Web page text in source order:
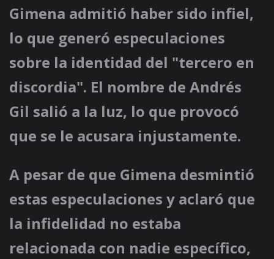
Gimena admitió haber sido infiel,
lo que generó especulaciones
sobre la identidad del "tercero en
discordia". El nombre de Andrés
Gil salió a la luz, lo que provocó
que se le acusara injustamente.
A pesar de que Gimena desmintió
estas especulaciones y aclaró que
la infidelidad no estaba
relacionada con nadie específico,